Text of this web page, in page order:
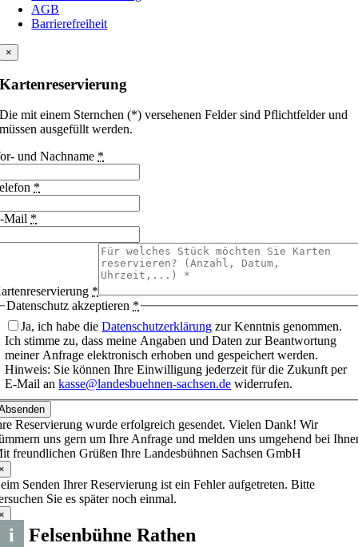
AGB
Barrierefreiheit
×
Kartenreservierung
Die mit einem Sternchen (*) versehenen Felder sind Pflichtfelder und
müssen ausgefüllt werden.
und Nachname *
*
Mail *
*
Datenschutz akzeptieren *
Ja, ich habe dieDatenschutzerklärung zur Kenntnis genommen.
Ich stimme zu, dass meine Angaben und Daten zur Beantwortung
meiner Anfrage elektronisch erhoben und gespeichert werden.
Hinweis: Sie können Ihre Einwilligung jederzeit für die Zukunft per
E-Mail ankasse@landesbuehnen-sachsen.de widerrufen.
Reservierung wurde erfolgreich gesendet. Vielen Dank! Wir
uns gern um Ihre Anfrage und melden uns umgehend bei
freundlichen Grüßen Ihre Landesbühnen Sachsen GmbH
Senden Ihrer Reservierung ist ein Fehler aufgetreten. Bitte
Sie es später noch einmal.
i Felsenbühne Rathen